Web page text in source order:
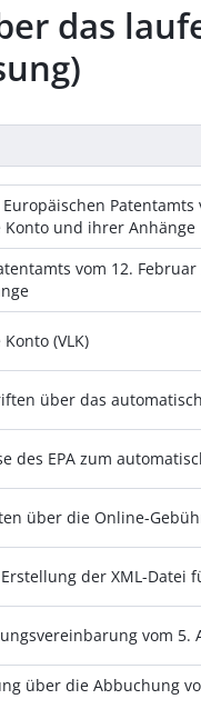
das
und ihrer Anhänge
vom 12.
(VLK)
über das
des EPA zum
über die Online-
der XML-Datei
vom
über die Abbuchung